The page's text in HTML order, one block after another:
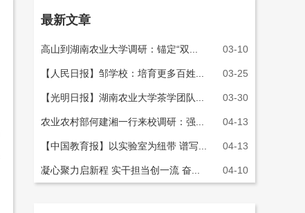
最新文章
03-10
高山到湖南农业大学调研：锚定“双...
03-25
【人民日报】邹学校：培育更多百姓...
03-30
【光明日报】湖南农业大学茶学团队...
04-13
农业农村部何建湘一行来校调研：强...
04-13
【中国教育报】以实验室为纽带 谱写...
04-10
凝心聚力启新程 实干担当创一流 奋...